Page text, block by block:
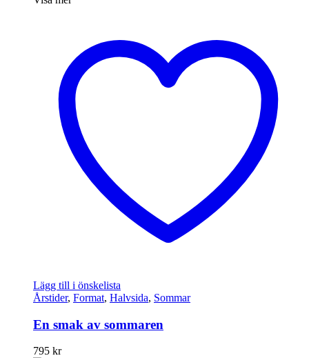
Lägg till i önskelista
Årstider, Format, Halvsida, Sommar
En smak av sommaren
795 kr